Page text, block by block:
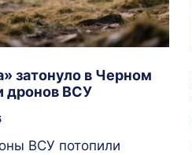
затонуло в Черном
дронов ВСУ
ВСУ потопили